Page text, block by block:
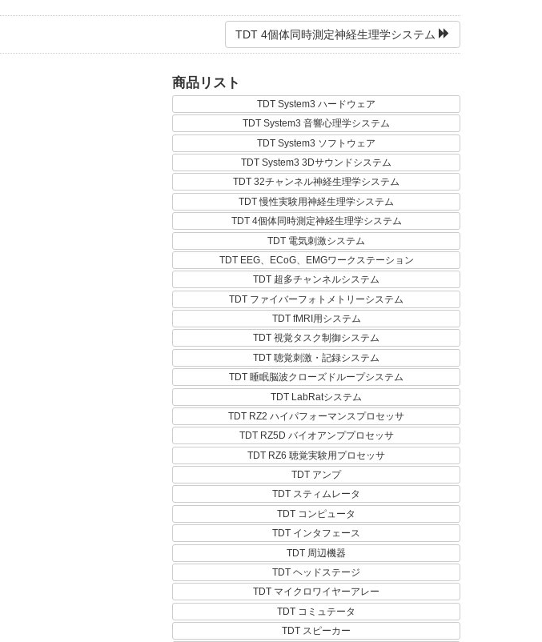
TDT 4個体同時測定神経生理学システム
商品リスト
TDT System3 ハードウェア
TDT System3 音響心理学システム
TDT System3 ソフトウェア
TDT System3 3Dサウンドシステム
TDT 32チャンネル神経生理学システム
TDT 慢性実験用神経生理学システム
TDT 4個体同時測定神経生理学システム
TDT 電気刺激システム
TDT EEG、ECoG、EMGワークステーション
TDT 超多チャンネルシステム
TDT ファイバーフォトメトリーシステム
TDT fMRI用システム
TDT 視覚タスク制御システム
TDT 聴覚刺激・記録システム
TDT 睡眠脳波クローズドループシステム
TDT LabRatシステム
TDT RZ2 ハイパフォーマンスプロセッサ
TDT RZ5D バイオアンププロセッサ
TDT RZ6 聴覚実験用プロセッサ
TDT アンプ
TDT スティムレータ
TDT コンピュータ
TDT インタフェース
TDT 周辺機器
TDT ヘッドステージ
TDT マイクロワイヤーアレー
TDT コミュテータ
TDT スピーカー